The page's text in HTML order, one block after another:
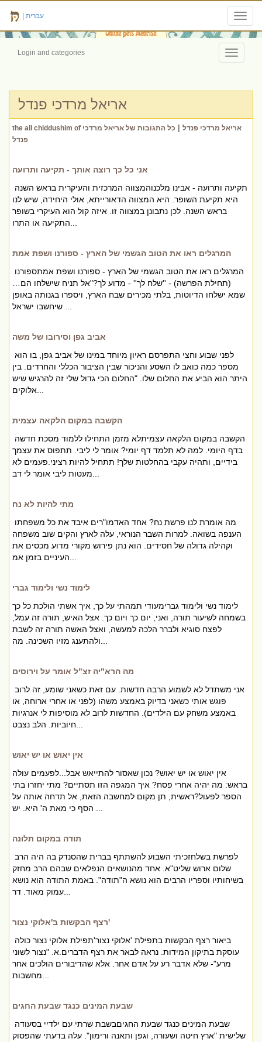
עברית
Toggle
Login and categories
אריאל מרדכי פנדל
the all chiddushim of אריאל מרדכי פנדל | כל התגובות של אריאל מרדכי
פנדל
אני כל כך רוצה אותך - תקיעה ותרועה
היא תקיעת השופר. היא המצווה הדאורייתא, אולי היחידה, שיש לנו
בראש השנה. לכן נתבונן במצווה זו. איזה קול הוא העיקרי בשופר
המרגלים ראו את הטוב הגשמי של הארץ - ספורנו ושפת אמת
(תחילת הפרשה) - ''שלח לך'' - מדוע לך?"אל תניח שישלחו הם…
שמא ישלחו הדיוטות, בלתי מכירים שבח הארץ, ויספרו בגנותה באופן
אביב גפן וסירובו של משה
מספר כמה כואב לו השסע והניכור שבין הציבור הכללי והחרדים. בין
היתר הוא הביע את החלום שלו. "החלום הכי גדול שלי זה להרגיש שיש
הקשבה במקום הלקאה עצמית
בדף היומי. למה לא תלמד דף יומי? אומר לי ליבי. תתפוס את עצמך
בידיים, ותהיה עקבי בהחלטות שלך! תתחיל להיות רציני.פעמים לא
מתי להיות לא נח
הענפה בשואה. למרות השבר הנוראי, עלה לארץ והקים שוב משפחה
וקהילה גדולה של חסידים. הוא נתן פירוש מקורי מדוע מכסים את
לימוד נשי ולימוד גברי
לימוד נשי ולימוד גברימעודי תמהתי על כך, איך אשתי הולכת כל כך
בשמחה לשיעור תורה, ואני, יום כך ויום כך. אצל האיש, תורה זה עמל,
לפצח סוגיא ולברר הלכה למעשה, ואצל האשה תורה זה לשבת
מה הרא"יה זצ"ל אומר על וירוסים
פוגש אותי כשאני בדיוק באמצע משהו (לפני או אחרי ארוחה, או
באמצע משחק עם הילדים). החדשות לרוב לא מוסיפות לי אנרגיות
אין יאוש או יש יאוש
אין יאוש או יש יאוש? נכון שאסור להתייאש אבל...לפעמים עולה
בראש: מה יהיה אחרי פסח? איך המגפה הזו תסתיים? מתי יחזרו בתי
הספר לפעול?ראשית, תן מקום למחשבה הזאת, אל תדחה אותה על
תודה במקום תלונה
שלום ארוש שליט"א. אחד מהנושאים הנפלאים שבהם הרב מחזק
בשיחותיו וספריו הרבים הוא נושא ה"תודה". באמת התודה הוא נושא
רצף הבקשות ב'אלוקי נצור'
עוסקת בתיקון המידות. נראה לבאר את רצף הדברים.א. "נצור לשוני
מרע"- שלא אדבר רע על אדם אחר. אלא שהדיבורים הולכים אחר
שבעת המינים כנגד שבעת החגים
שלישית "ארץ חיטה ושעורה, וגפן ותאנה ורימון". עלה בדעתי שהפסוק